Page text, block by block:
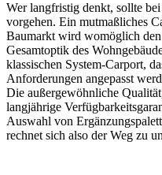
Wer langfristig denkt, sollte
vorgehen. Ein mutmaßliches
Baumarkt wird womöglich
Gesamtoptik des
klassischen System-Carport,
Anforderungen angepasst
Die außergewöhnliche
langjährige
Auswahl von
rechnet sich also der Weg zu